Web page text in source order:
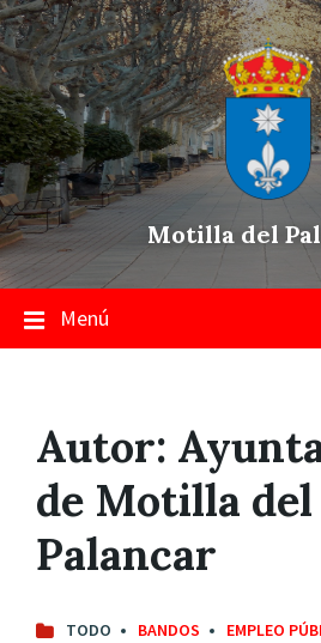
Skip
to
content
Saltar
a
la
navegación
principal
Saltar
a
pie
de
página
Motilla del
Menú
Autor:
de Motilla del
Palancar
TODO BANDOS EMPLEO